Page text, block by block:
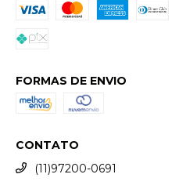
FORMAS DE ENVIO
CONTATO
(11)97200-0691